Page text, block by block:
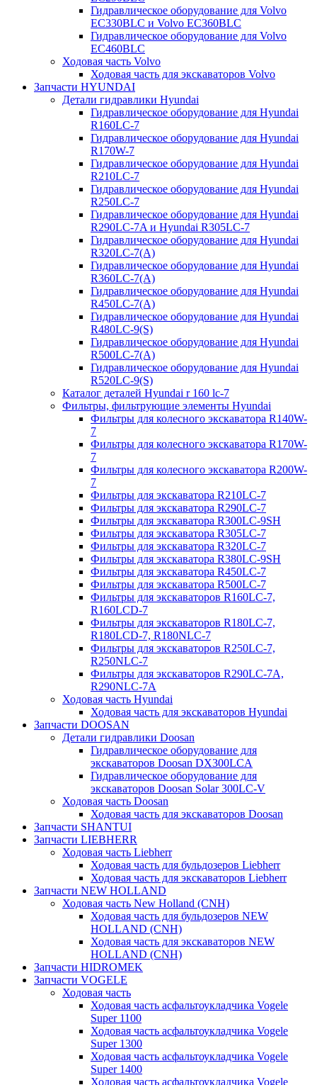
Гидравлическое оборудование для Volvo
EC330BLC и Volvo EC360BLC
Гидравлическое оборудование для Volvo
EC460BLC
Ходовая часть Volvo
Ходовая часть для экскаваторов Volvo
Запчасти HYUNDAI
Детали гидравлики Hyundai
Гидравлическое оборудование для Hyundai
R160LC-7
Гидравлическое оборудование для Hyundai
R170W-7
Гидравлическое оборудование для Hyundai
R210LC-7
Гидравлическое оборудование для Hyundai
R250LC-7
Гидравлическое оборудование для Hyundai
R290LC-7A и Hyundai R305LC-7
Гидравлическое оборудование для Hyundai
R320LC-7(A)
Гидравлическое оборудование для Hyundai
R360LC-7(A)
Гидравлическое оборудование для Hyundai
R450LC-7(A)
Гидравлическое оборудование для Hyundai
R480LC-9(S)
Гидравлическое оборудование для Hyundai
R500LC-7(A)
Гидравлическое оборудование для Hyundai
R520LC-9(S)
Каталог деталей Hyundai r 160 lc-7
Фильтры, фильтрующие элементы Hyundai
Фильтры для колесного экскаватора R140W-
7
Фильтры для колесного экскаватора R170W-
7
Фильтры для колесного экскаватора R200W-
7
Фильтры для экскаватора R210LC-7
Фильтры для экскаватора R290LC-7
Фильтры для экскаватора R300LC-9SH
Фильтры для экскаватора R305LC-7
Фильтры для экскаватора R320LC-7
Фильтры для экскаватора R380LC-9SH
Фильтры для экскаватора R450LC-7
Фильтры для экскаватора R500LC-7
Фильтры для экскаваторов R160LC-7,
R160LCD-7
Фильтры для экскаваторов R180LC-7,
R180LCD-7, R180NLC-7
Фильтры для экскаваторов R250LC-7,
R250NLC-7
Фильтры для экскаваторов R290LC-7A,
R290NLC-7A
Ходовая часть Hyundai
Ходовая часть для экскаваторов Hyundai
Запчасти DOOSAN
Детали гидравлики Doosan
Гидравлическое оборудование для
экскаваторов Doosan DX300LCA
Гидравлическое оборудование для
экскаваторов Doosan Solar 300LC-V
Ходовая часть Doosan
Ходовая часть для экскаваторов Doosan
Запчасти SHANTUI
Запчасти LIEBHERR
Ходовая часть Liebherr
Ходовая часть для бульдозеров Liebherr
Ходовая часть для экскаваторов Liebherr
Запчасти NEW HOLLAND
Ходовая часть New Holland (CNH)
Ходовая часть для бульдозеров NEW
HOLLAND (CNH)
Ходовая часть для экскаваторов NEW
HOLLAND (CNH)
Запчасти HIDROMEK
Запчасти VOGELE
Ходовая часть
Ходовая часть асфальтоукладчика Vogele
Super 1100
Ходовая часть асфальтоукладчика Vogele
Super 1300
Ходовая часть асфальтоукладчика Vogele
Super 1400
Ходовая часть асфальтоукладчика Vogele